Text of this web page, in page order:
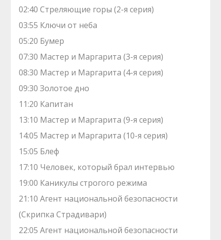
02:40 Стреляющие горы (2-я серия)
03:55 Ключи от неба
05:20 Бумер
07:30 Мастер и Маргарита (3-я серия)
08:30 Мастер и Маргарита (4-я серия)
09:30 Золотое дно
11:20 Капитан
13:10 Мастер и Маргарита (9-я серия)
14:05 Мастер и Маргарита (10-я серия)
15:05 Блеф
17:10 Человек, который брал интервью
19:00 Каникулы строгого режима
21:10 Агент национальной безопасности
(Скрипка Страдивари)
22:05 Агент национальной безопасности